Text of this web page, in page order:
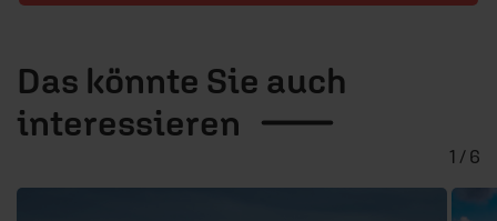
Das könnte Sie auch
interessieren
1 / 6